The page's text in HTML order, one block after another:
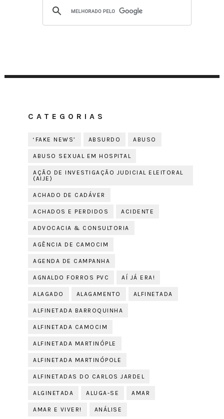
CATEGORIAS
‘FAKE NEWS’ ABSURDO ABUSO
ABUSO SEXUAL EM HOSPITAL
AÇÃO DE INVESTIGAÇÃO JUDICIAL ELEITORAL
(AIJE)
ACHADO DE CADÁVER
ACHADOS E PERDIDOS ACIDENTE
ADVOCACIA & CONSULTORIA
AGÊNCIA DE CAMOCIM
AGENDA DE CAMPANHA
AGNALDO FORROS PVC AÍ JÁ ERA!
ALAGADO ALAGAMENTO ALFINETADA
ALFINETADA BARROQUINHA
ALFINETADA CAMOCIM
ALFINETADA MARTINÓPLE
ALFINETADA MARTINÓPOLE
ALFINETADAS DO CARLOS JARDEL
ALGINETADA ALUGA-SE AMAR
AMAR E VIVER! ANÁLISE